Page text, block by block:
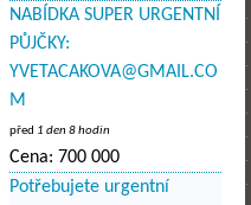
NABÍDKA SUPER URGENTNÍ
PŮJČKY:
YVETACAKOVA@GMAIL.CO
M
před 1 den 8 hodin
Cena: 700 000
Potřebujete urgentní